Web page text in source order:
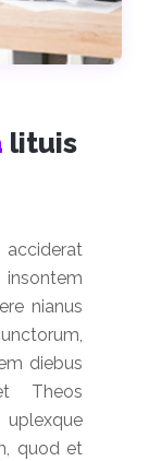
lituis
insontem
nianus
diebus
Theos
quod et